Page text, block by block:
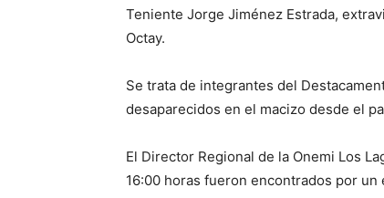
Teniente Jorge Jiménez Estrada,
Octay.
Se trata de integrantes del
desaparecidos en el macizo desde el
El Director Regional de la Onemi Los
16:00 horas fueron encontrados por